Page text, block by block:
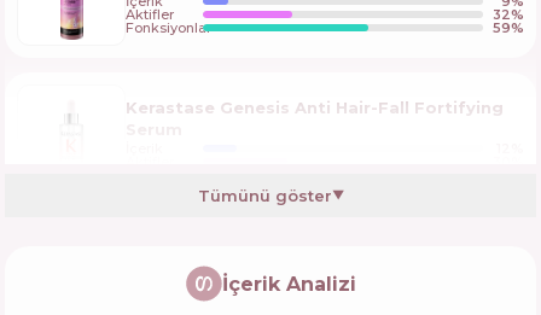
Aktifler 32%
Fonksiyonlar 59%
Kerastase Genesis Anti Hair-Fall Fortifying
Ampoule 300dL
Tümünü göster▼
İçerik Analizi